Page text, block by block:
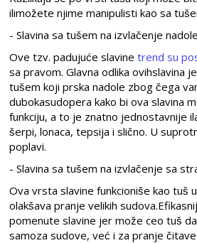
ilimožete njime manipulisti kao sa
- Slavina sa tušem na izvlačenje nadole
Ove tzv. padujuće slavinetrend su
sa pravom. Glavna odlika ovihslavina
tušem koji prska nadole zbog čega
dubokasudopera kako bi ova slavina
funkciju, a to je znatno jednostavnije
šerpi, lonaca, tepsija i slično. U
poplavi.
- Slavina sa tušem na izvlačenje sa
Ova vrsta slavine funkcioniše kao tuš
olakšava pranje velikih
pomenute slavine jer može ceo tuš
samoza sudove, već i za pranje